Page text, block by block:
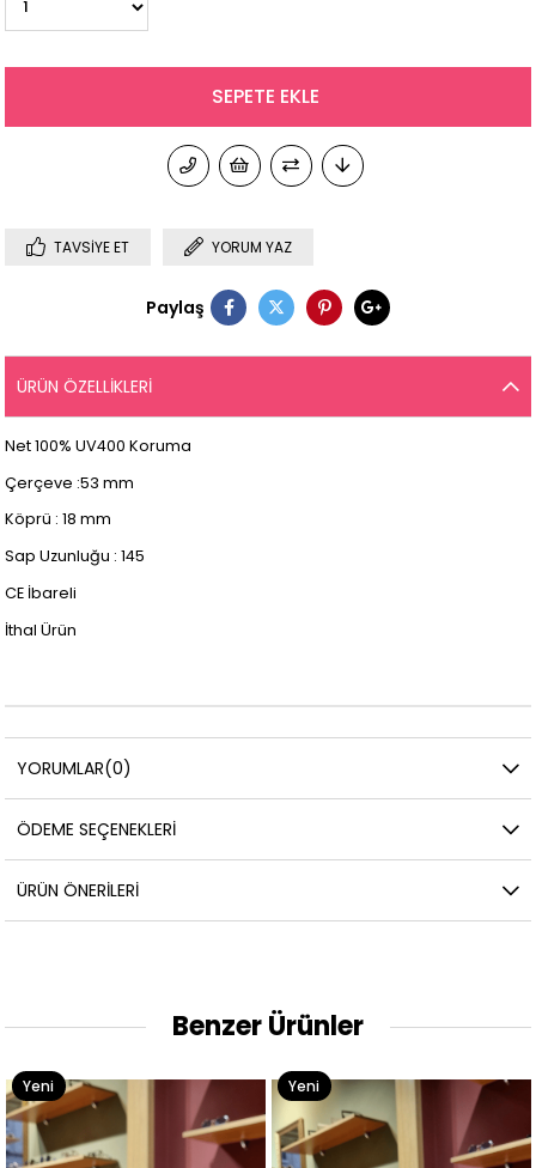
TAVSIYE ET YORUM YAZ
Paylaş
ÜRÜN ÖZELLIKLERI
Net 100% UV400 Koruma
Çerçeve :53 mm
Köprü : 18 mm
Sap Uzunluğu : 145
CE İbareli
İthal Ürün
YORUMLAR(0)
ÖDEME SEÇENEKLERI
ÜRÜN ÖNERILERI
Benzer Ürünler
Yeni
Ürün
Yeni
Ürün